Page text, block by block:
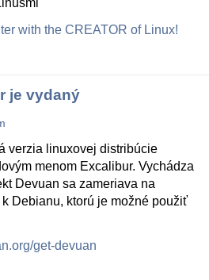
with the CREATOR of Linux!
je vydaný
verzia linuxovej distribúcie
menom Excalibur. Vychádza
Devuan sa zameriava na
Debianu, ktorú je možné použiť
get-devuan